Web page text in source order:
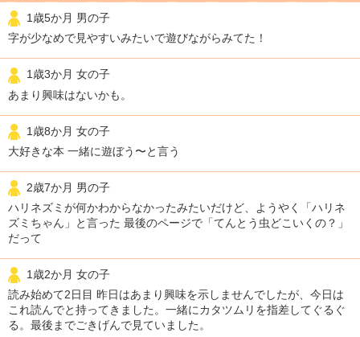
1歳5か月 男の子
字が少なめで見やすいみたいで遊びながらみてた！
1歳3か月 女の子
あまり興味はないかも。
1歳8か月 女の子
大好きな本 一緒に遊ぼう〜と言う
2歳7か月 男の子
ハリネズミが何かわからなかったみたいだけど、ようやく「ハリネ
ズミちゃん」と言った 最後のページで「てんとう虫どこいくの？」
だって
1歳2か月 女の子
読み始めて2日目 昨日はあまり興味を示しませんでしたが、今日は
これ読んでと持ってきました。一緒にカタツムリを指差してぐるぐ
る。最後までごきげんで見ていました。